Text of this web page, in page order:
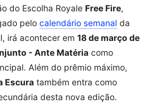
do Escolha Royale Free Fire,
pelo calendário semanal da
irá acontecer em 18 de março de
- Ante Matéria como
Além do prêmio máximo,
Escura também entra como
desta nova edição.